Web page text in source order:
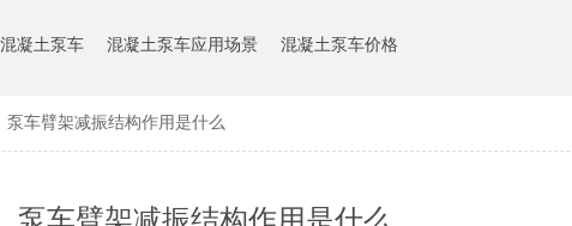
凝土泵车 混凝土泵车应用场景 混凝土泵车价格
泵车臂架减振结构作用是什么